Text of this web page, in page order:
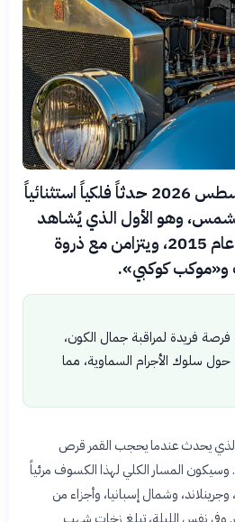
يشهد العالم في 12 أغسطس 2026 حدثاً فلكياً استثنائياً
وهو الأول الذي يُشاهد
من القارة الأوروبية منذ عام 2015، ويتزامن مع ذروة
و«موكب كوكبي».
فريدة لمراقبة جمال الكون،
حول سلوك الأجرام السماوية، مما
يحدث عندما يحجب القمر قرص
المسار الكلي لهذا الكسوف مرئياً
وشمال إسبانيا، وأجزاء من